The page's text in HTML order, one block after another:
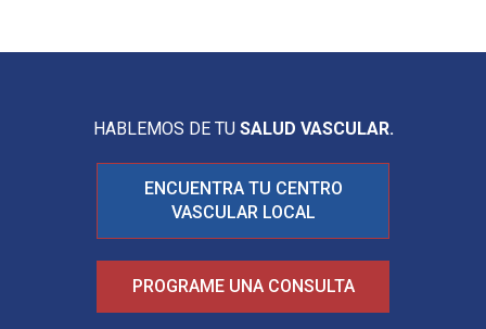
HABLEMOS DE TU SALUD VASCULAR.
ENCUENTRA TU CENTRO
VASCULAR LOCAL
PROGRAME UNA CONSULTA